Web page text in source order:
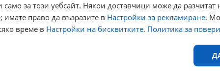
затваря врати за пет години
за този уебсайт. Някои доставчици може да разчитат
имате право да възразите в Настройки за рекламиране.
време в Настройки на бисквитките. Политика за